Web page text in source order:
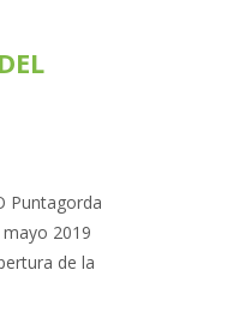
Puntagorda
mayo 2019
de la